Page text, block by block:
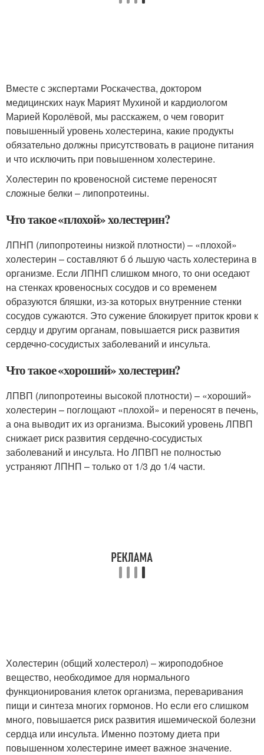
Вместе с экспертами Роскачества, доктором
медицинских наук Марият Мухиной и кардиологом
Марией Королёвой, мы расскажем, о чем говорит
повышенный уровень холестерина, какие продукты
обязательно должны присутствовать в рационе питания
и что исключить при повышенном холестерине.
Холестерин по кровеносной системе переносят
сложные белки – липопротеины.
Что такое «плохой» холестерин?
ЛПНП (липопротеины низкой плотности) – «плохой»
холестерин – составляют б ó льшую часть холестерина в
организме. Если ЛПНП слишком много, то они оседают
на стенках кровеносных сосудов и со временем
образуются бляшки, из-за которых внутренние стенки
сосудов сужаются. Это сужение блокирует приток крови к
сердцу и другим органам, повышается риск развития
сердечно-сосудистых заболеваний и инсульта.
Что такое «хороший» холестерин?
ЛПВП (липопротеины высокой плотности) – «хороший»
холестерин – поглощают «плохой» и переносят в печень,
а она выводит их из организма. Высокий уровень ЛПВП
снижает риск развития сердечно-сосудистых
заболеваний и инсульта. Но ЛПВП не полностью
устраняют ЛПНП – только от 1/3 до 1/4 части.
Холестерин (общий холестерол) – жироподобное
вещество, необходимое для нормального
функционирования клеток организма, переваривания
пищи и синтеза многих гормонов. Но если его слишком
много, повышается риск развития ишемической болезни
сердца или инсульта. Именно поэтому диета при
повышенном холестерине имеет важное значение.